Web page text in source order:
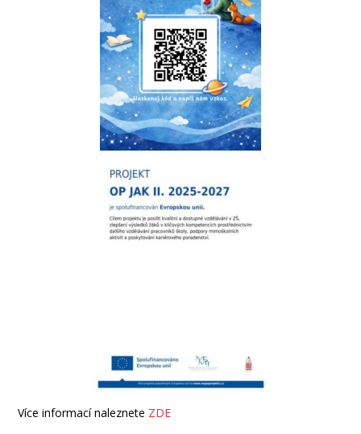
Více informací naleznete ZDE